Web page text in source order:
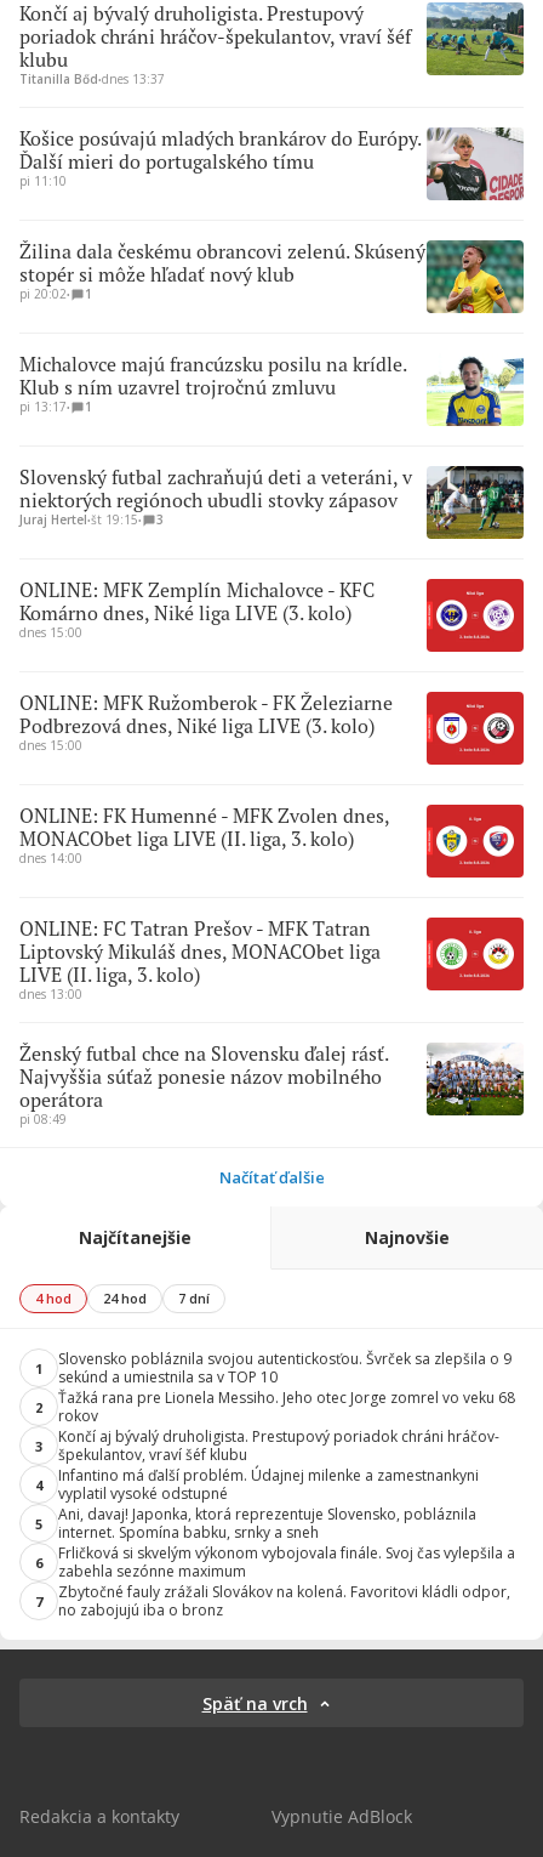
Končí aj bývalý druholigista. Prestupový
poriadok chráni hráčov-špekulantov, vraví šéf
klubu
Titanilla Bőd∙dnes 13:37
Košice posúvajú mladých brankárov do Európy.
Ďalší mieri do portugalského tímu
pi 11:10
Žilina dala českému obrancovi zelenú. Skúsený
stopér si môže hľadať nový klub
pi 20:02∙ 1
Michalovce majú francúzsku posilu na krídle.
Klub s ním uzavrel trojročnú zmluvu
pi 13:17∙ 1
Slovenský futbal zachraňujú deti a veteráni, v
niektorých regiónoch ubudli stovky zápasov
Juraj Hertel∙št 19:15∙ 3
ONLINE: MFK Zemplín Michalovce - KFC
Komárno dnes, Niké liga LIVE (3. kolo)
dnes 15:00
ONLINE: MFK Ružomberok - FK Železiarne
Podbrezová dnes, Niké liga LIVE (3. kolo)
dnes 15:00
ONLINE: FK Humenné - MFK Zvolen dnes,
MONACObet liga LIVE (II. liga, 3. kolo)
dnes 14:00
ONLINE: FC Tatran Prešov - MFK Tatran
Liptovský Mikuláš dnes, MONACObet liga
LIVE (II. liga, 3. kolo)
dnes 13:00
Ženský futbal chce na Slovensku ďalej rásť.
Najvyššia súťaž ponesie názov mobilného
operátora
pi 08:49
Načítať ďalšie
Najčítanejšie Najnovšie
4 hod 24 hod 7 dní
1
Slovensko pobláznila svojou autentickosťou. Švrček sa zlepšila o 9
sekúnd a umiestnila sa v TOP 10
2
Ťažká rana pre Lionela Messiho. Jeho otec Jorge zomrel vo veku 68
rokov
3
Končí aj bývalý druholigista. Prestupový poriadok chráni hráčov-
špekulantov, vraví šéf klubu
4
Infantino má ďalší problém. Údajnej milenke a zamestnankyni
vyplatil vysoké odstupné
5
Ani, davaj! Japonka, ktorá reprezentuje Slovensko, pobláznila
internet. Spomína babku, srnky a sneh
6
Frličková si skvelým výkonom vybojovala finále. Svoj čas vylepšila a
zabehla sezónne maximum
7
Zbytočné fauly zrážali Slovákov na kolená. Favoritovi kládli odpor,
no zabojujú iba o bronz
Späť na vrch
Redakcia a kontakty Vypnutie AdBlock